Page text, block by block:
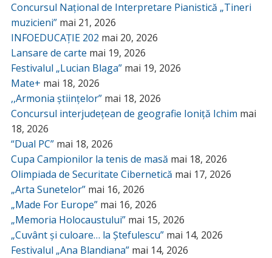
Concursul Național de Interpretare Pianistică „Tineri
muzicieni” mai 21, 2026
INFOEDUCAȚIE 202 mai 20, 2026
Lansare de carte mai 19, 2026
Festivalul „Lucian Blaga” mai 19, 2026
Mate+ mai 18, 2026
,,Armonia științelor” mai 18, 2026
Concursul interjudețean de geografie Ioniță Ichim mai
18, 2026
“Dual PC” mai 18, 2026
Cupa Campionilor la tenis de masă mai 18, 2026
Olimpiada de Securitate Cibernetică mai 17, 2026
„Arta Sunetelor” mai 16, 2026
„Made For Europe” mai 16, 2026
„Memoria Holocaustului” mai 15, 2026
„Cuvânt și culoare… la Ștefulescu” mai 14, 2026
Festivalul „Ana Blandiana” mai 14, 2026